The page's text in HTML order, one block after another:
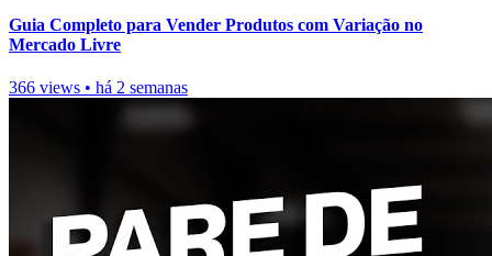
Guia Completo para Vender Produtos com Variação no
Mercado Livre
366 views • há 2 semanas